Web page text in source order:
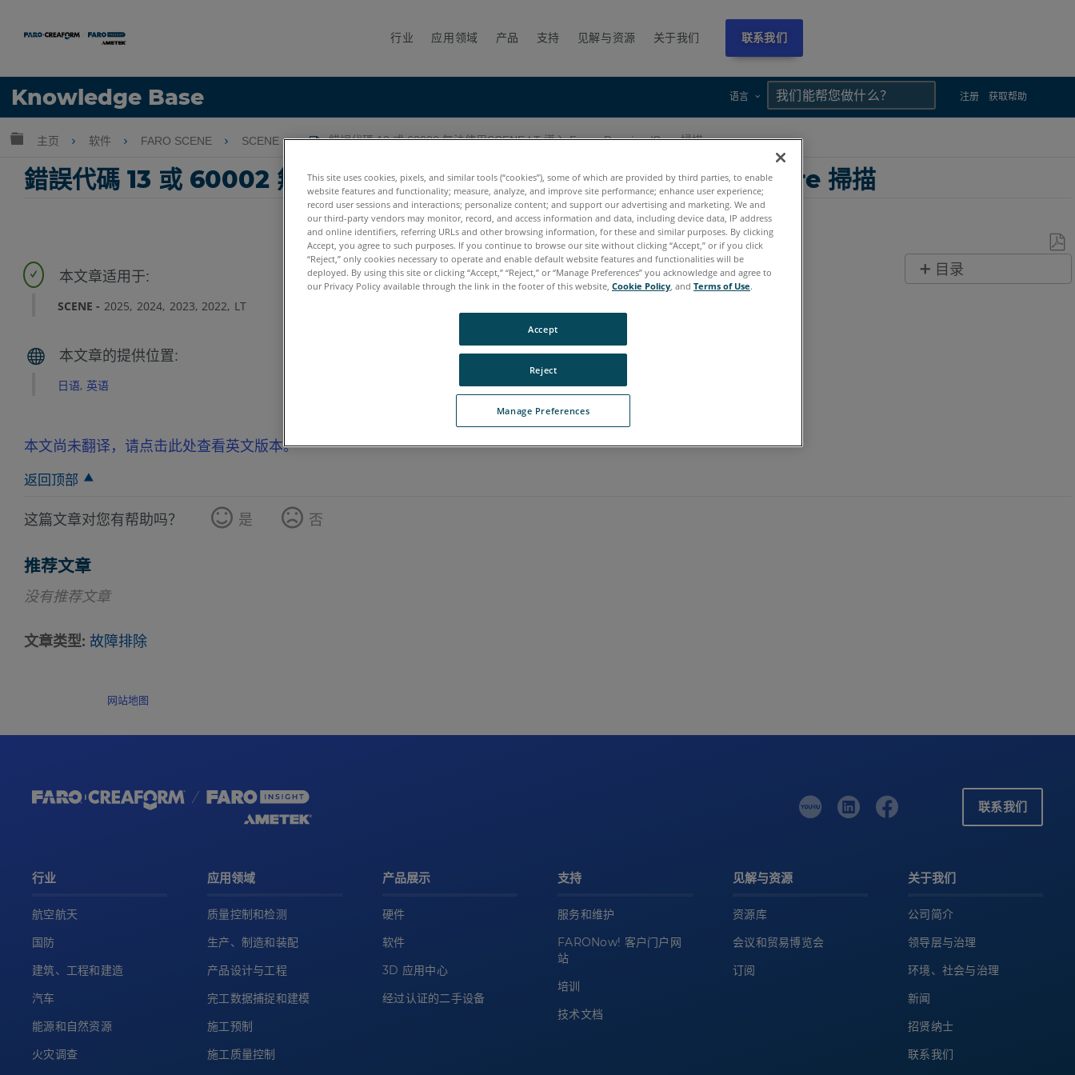
行业 应用领域 产品 支持 见解与资源 关于我们 联系我们
Knowledge Base 语言 注册 获取帮助
语言
扩展/隐缩全局层次
主页 软件 FARO SCENE SCENE 錯誤代碼 13 或 60002 無法使用SCENE LT 導入 Focus Premium/Core 掃描
錯誤代碼 13 或 60002 無法使用SCENE LT 導入 Focus Premium/Core 掃描
存
目录
SCENE 2025 2024 2023 2022 LT
日语 英语
本文尚未翻译，请点击此处查看英文版本。
返回顶部
这篇文章对您有帮助吗？ 是 否
推荐文章
没有推荐文章
文章类型 故障排除
网站地图
联系我们
行业
航空航天
国防
建筑、工程和建造
汽车
能源和自然资源
火灾调查
应用领域
质量控制和检测
生产、制造和装配
产品设计与工程
完工数据捕捉和建模
施工预制
施工质量控制
产品展示
硬件
软件
3D 应用中心
经过认证的二手设备
支持
服务和维护
FARONow! 客户门户网
站
培训
技术文档
见解与资源
资源库
会议和贸易博览会
订阅
关于我们
公司简介
领导层与治理
环境、社会与治理
新闻
招贤纳士
联系我们
This site uses cookies, pixels, and similar tools (“cookies”), some of which are provided by third parties, to enable
website features and functionality; measure, analyze, and improve site performance; enhance user experience;
record user sessions and interactions; personalize content; and support our advertising and marketing. We and
our third-party vendors may monitor, record, and access information and data, including device data, IP address
and online identifiers, referring URLs and other browsing information, for these and similar purposes. By clicking
Accept, you agree to such purposes. If you continue to browse our site without clicking “Accept,” or if you click
“Reject,” only cookies necessary to operate and enable default website features and functionalities will be
deployed. By using this site or clicking “Accept,” “Reject,” or “Manage Preferences” you acknowledge and agree to
our Privacy Policy available through the link in the footer of this website, Cookie Policy, and Terms of Use.
Manage Preferences
Reject
Accept